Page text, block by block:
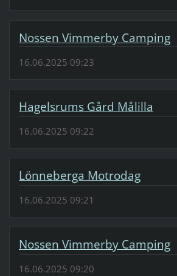
Nossen Vimmerby Camping
16.06.2025 09:23
Hagelsrums Gård Målilla
16.06.2025 09:22
Lönneberga Motrodag
16.06.2025 09:21
Nossen Vimmerby Camping
16.06.2025 09:20